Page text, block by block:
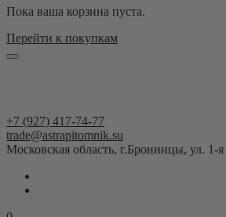
Пока ваша корзина пуста.
Перейти к покупкам
+7 (927) 417-74-77
trade@astrapitomnik.su
Московская область, г.Бронницы, ул. 1-